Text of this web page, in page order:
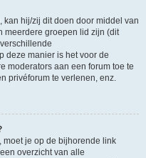
hij/zij dit doen door middel van
meerdere groepen lid zijn (dit
deze manier is het voor de
moderators aan een forum toe te
privéforum te verlenen, enz.
moet je op de bijhorende link
overzicht van alle